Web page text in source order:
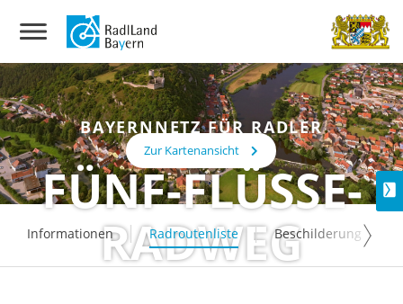
BAYERNNETZ FÜR RADLER
FÜNF-FLÜSSE-
RADWEG
Zur Kartenansicht
Informationen Radroutenliste Beschilderung